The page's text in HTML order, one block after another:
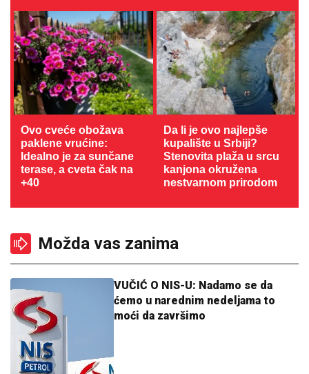
Ovo cveće obožava
paklene vrućine:
Idealno je za sunčane
terase, a cveta čak na
+40
Da li je ovo najlepše
kupalište u Srbiji?
Stenovita plaža u srcu
kanjona okružena
nestvarnom prirodom
Možda vas zanima
VUČIĆ O NIS-U: Nadamo se da
ćemo u narednim nedeljama to
moći da završimo